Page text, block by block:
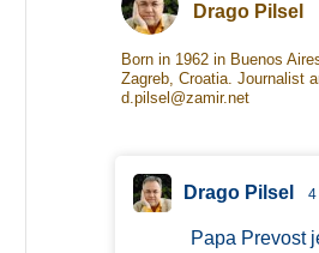
Drago Pilsel
Born in 1962 in Buenos
Zagreb, Croatia. Journalist
d.pilsel@zamir.net
Drago Pilsel 4
Papa Prevost